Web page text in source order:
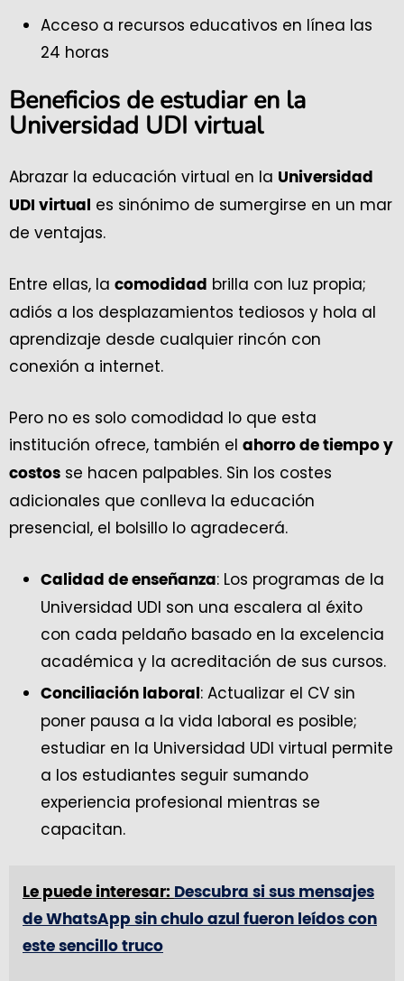
Acceso a recursos educativos en línea las
24 horas
Beneficios de estudiar en la
Universidad UDI virtual
Abrazar la educación virtual en la Universidad
UDI virtual
es sinónimo de sumergirse en un mar
de ventajas.
Entre ellas, la comodidad brilla con luz propia;
adiós a los desplazamientos tediosos y hola al
aprendizaje desde cualquier rincón con
conexión a internet.
Pero no es solo comodidad lo que esta
institución ofrece, también el ahorro de tiempo y
costos se hacen palpables. Sin los costes
adicionales que conlleva la educación
presencial, el bolsillo lo agradecerá.
Calidad de enseñanza: Los programas de la
Universidad UDI son una escalera al éxito
con cada peldaño basado en la excelencia
académica y la acreditación de sus cursos.
Conciliación laboral : Actualizar el CV sin
poner pausa a la vida laboral es posible;
estudiar en la Universidad UDI virtual permite
a los estudiantes seguir sumando
experiencia profesional mientras se
capacitan.
Le puede interesar: Descubra si sus mensajes
de WhatsApp sin chulo azul fueron leídos con
este sencillo truco